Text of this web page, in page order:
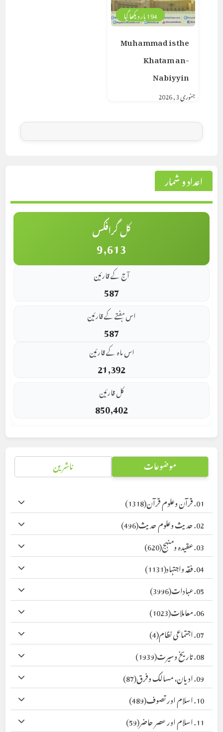
194 بار دیکھا گیا
Muhammad is the
Khatam an-
Nabiyyin
جنوری 3, 2026
اعداد و شمار
کل گرافکس
9,613
آج کے قارئین
587
اس ہفتے کے قارئین
587
اس ماہ کے قارئین
21,392
کل قارئین
850,402
موضوعات ناشرین
01. قرآن وعلوم قرآن
(1318)
02. حدیث وعلوم حدیث
(496)
03. عقیدہ ومنہج
(620)
04. فقہ واجتہاد
(1131)
05. عبادات
(3996)
06. معاملات
(1023)
07. اجتماعی نظام
(4)
08. تاریخ وسیرت
(1939)
09. ادیان، مسالک وفرق
(87)
10. اسلام اور تصوف
(489)
11. اسلام اور عصر حاضر
(59)